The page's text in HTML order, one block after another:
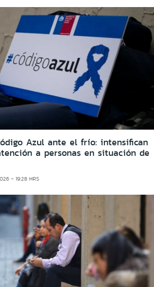
Azul ante el frío: intensifican
a personas en situación de
- 19:28 HRS